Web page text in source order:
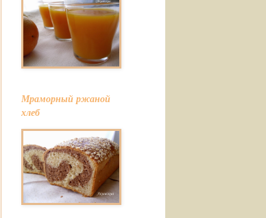
Мраморный ржаной
хлеб